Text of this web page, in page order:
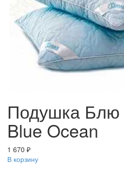
Подушка Блю
Blue Ocean
1 670 ₽
В корзину